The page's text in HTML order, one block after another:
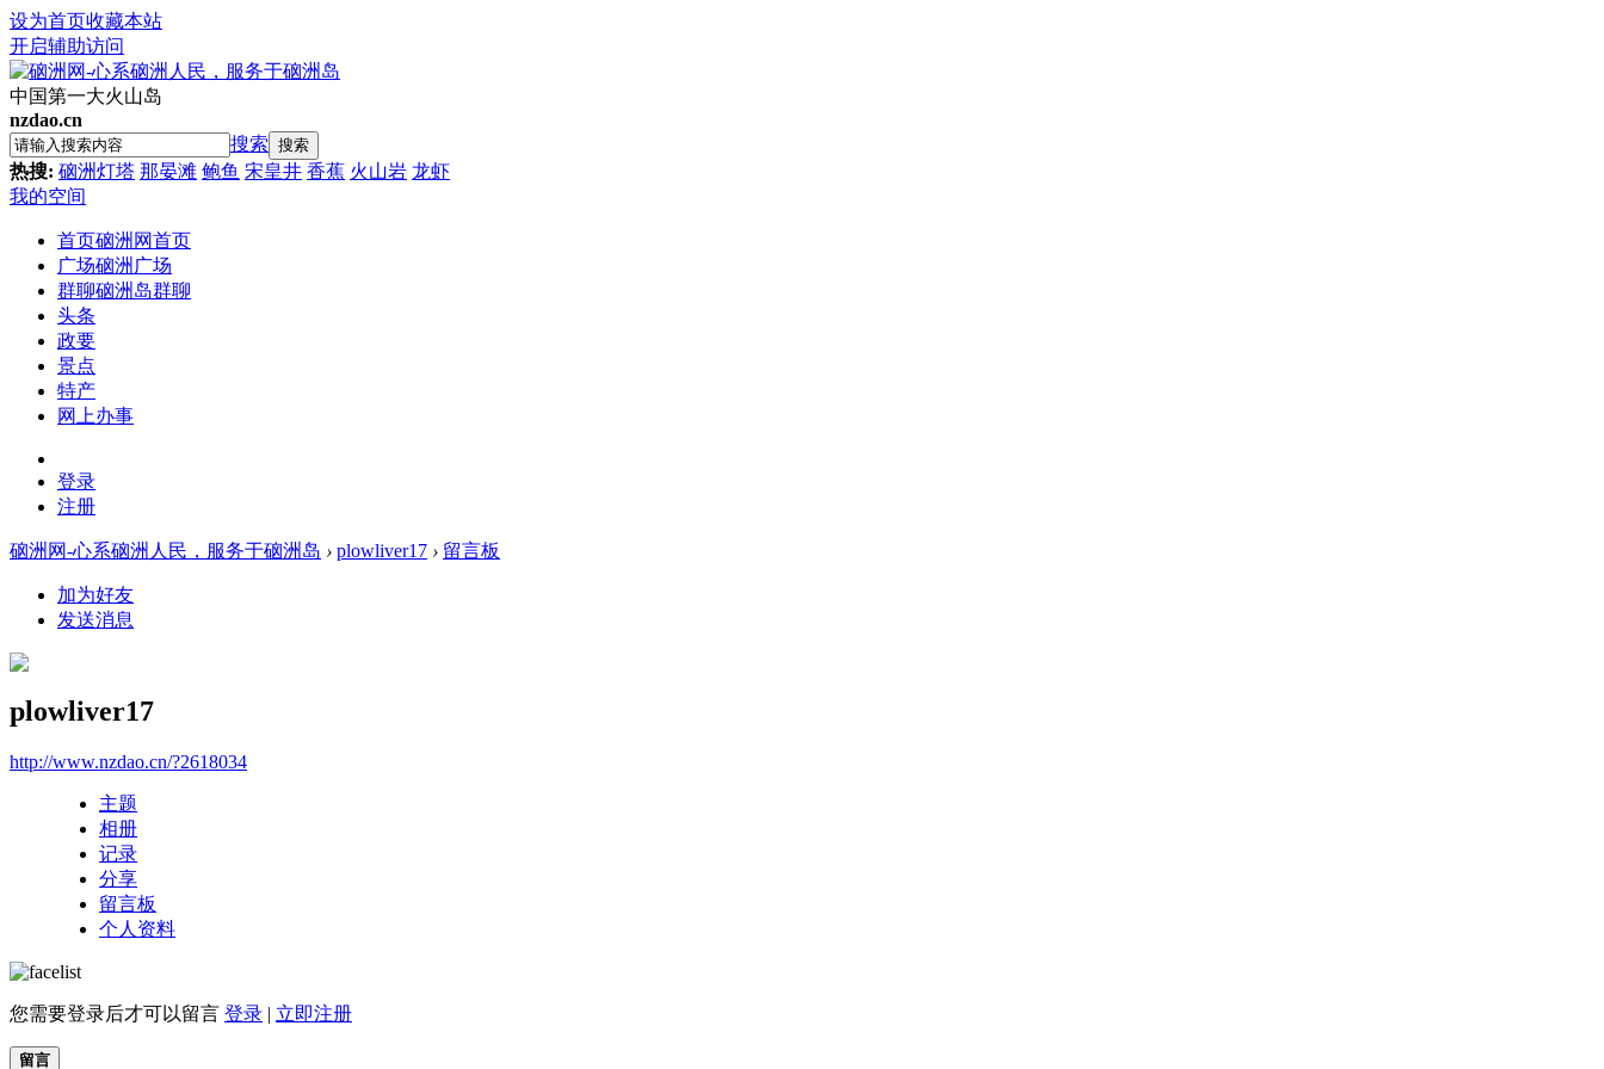
设为首页收藏本站
开启辅助访问
中国第一大火山岛
nzdao.cn
搜索 搜索
热搜: 硇洲灯塔 那晏滩 鲍鱼 宋皇井 香蕉 火山岩 龙虾
我的空间
首页硇洲网首页
广场硇洲广场
群聊硇洲岛群聊
头条
政要
景点
特产
网上办事
登录
注册
硇洲网-心系硇洲人民，服务于硇洲岛 › plowliver17 › 留言板
加为好友
发送消息
plowliver17
http://www.nzdao.cn/?2618034
主题
相册
记录
分享
留言板
个人资料
您需要登录后才可以留言 登录 | 立即注册
留言